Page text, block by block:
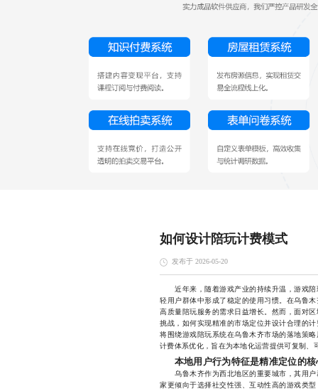
如何设计陪玩计费模式
发布于 2026-05-20
近年来，随着游戏产业的持续升温，游戏陪
轻用户群体中形成了稳定的使用习惯。在乌鲁
高质量陪玩服务的需求日益增长。然而，面对
挑战，如何实现精准的市场定位并设计合理的
将围绕游戏陪玩系统在乌鲁木齐市场的落地策
计费体系优化，旨在为本地化运营提供可复制、
本地用户行为特征是精准定位的
乌鲁木齐作为西北地区的重要城市，其用户
家更倾向于选择社交性强、互动性高的游戏类